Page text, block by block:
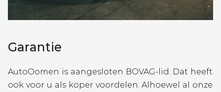
Garantie
AutoOomen is aangesloten BOVAG-lid. Dat heeft
ook voor u als koper voordelen. Alhoewel al onze